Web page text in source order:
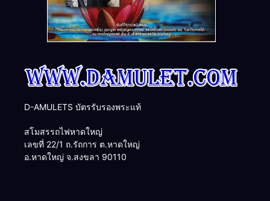
D-AMULETS บัตรรับรองพระแท้
สโมสรรถไฟหาดใหญ่
เลขที่ 22/1 ถ.รัถการ ต.หาดใหญ่
อ.หาดใหญ่ จ.สงขลา 90110